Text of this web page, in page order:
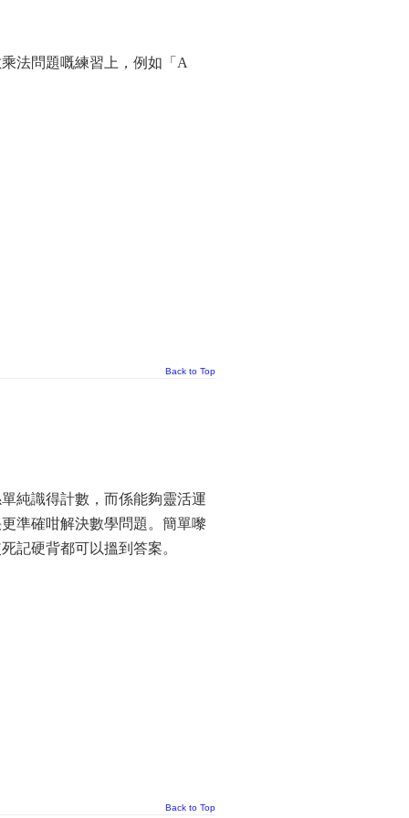
法問題嘅練習上，例如「A
Back to Top
純識得計數，而係能夠靈活運
準確咁解決數學問題。簡單嚟
記硬背都可以搵到答案。
Back to Top